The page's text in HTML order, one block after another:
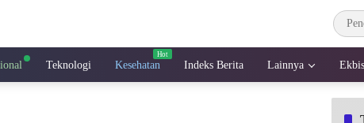
Teknologi Kesehatan Indeks Berita Lainnya Ekbis